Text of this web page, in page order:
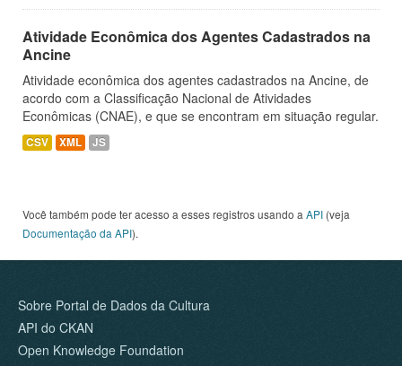
Atividade Econômica dos Agentes Cadastrados na
Ancine
Atividade econômica dos agentes cadastrados na Ancine, de
acordo com a Classificação Nacional de Atividades
Econômicas (CNAE), e que se encontram em situação regular.
CSV XML JS
Você também pode ter acesso a esses registros usando a API (veja
Documentação da API).
Sobre Portal de Dados da Cultura
API do CKAN
Open Knowledge Foundation